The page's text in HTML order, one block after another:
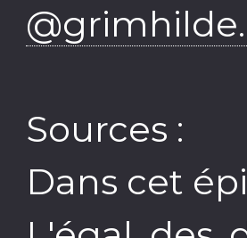
Sources :
Dans cet